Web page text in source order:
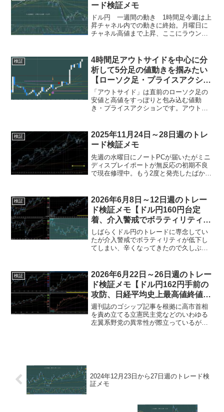
ード検証メモ
ドル円 一週間の動き 1時間足今週は上
昇チャネル内での動きに終始。月曜日に
チャネル高値まで上昇、ここにラウンド
まで下落（安値149.5円）、24時から反転
上昇、...
検証
4時間足アウトサイドを中心に分
析して5分足の値動きを掴みたい
【ローソク足・プライスアクショ
ン】
「アウトサイド」は直前のローソク足の
安値と高値をすっぽりと包み込む値動
き・プライスアクションです。アウトサ
そのどちらかをブレイクすると方向性を
示すことになります。また保...
検証
2025年11月24日～28日週のトレ
ード検証メモ
先週の水曜日にノートPCが届いたがミニ
ディスプレイポートが無反応の初期不良
で現在修理中。もう2度と発売したばかり
まりの魅力に負けて禁を犯したところ見
事に当たりを掴ん...
検証
2026年6月8日～12日週のトレー
ド検証メモ【ドル円160円台定
着、介入警戒でボラティリティ低
下、オージー再開】
しばらくドル円のトレードに専念してい
たが介入警戒でボラティリティが低下し
てしまい、辛くなってきたので久しぶり
なってきたようだ。AUD/USD AUD/JPY
EUR/A...
検証
2026年6月22日～26日週のトレー
ド検証メモ【ドル円162円手前の
攻防、日経平均史上最高値終値7
万2,366円、原油価格低下】
週刊誌のゴシップ記事を根拠に高市首相
を責め立てる立憲民主党などのいわゆる
左翼系野党の異常性が際立っているが、
2024年12月23日から27日週のトレード検
証メモ